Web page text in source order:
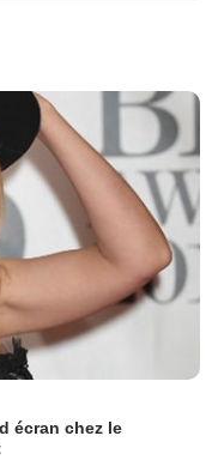
écran chez le